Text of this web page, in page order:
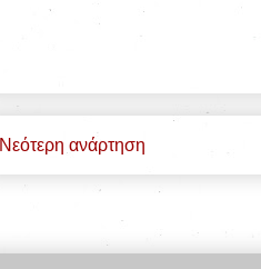
Νεότερη ανάρτηση